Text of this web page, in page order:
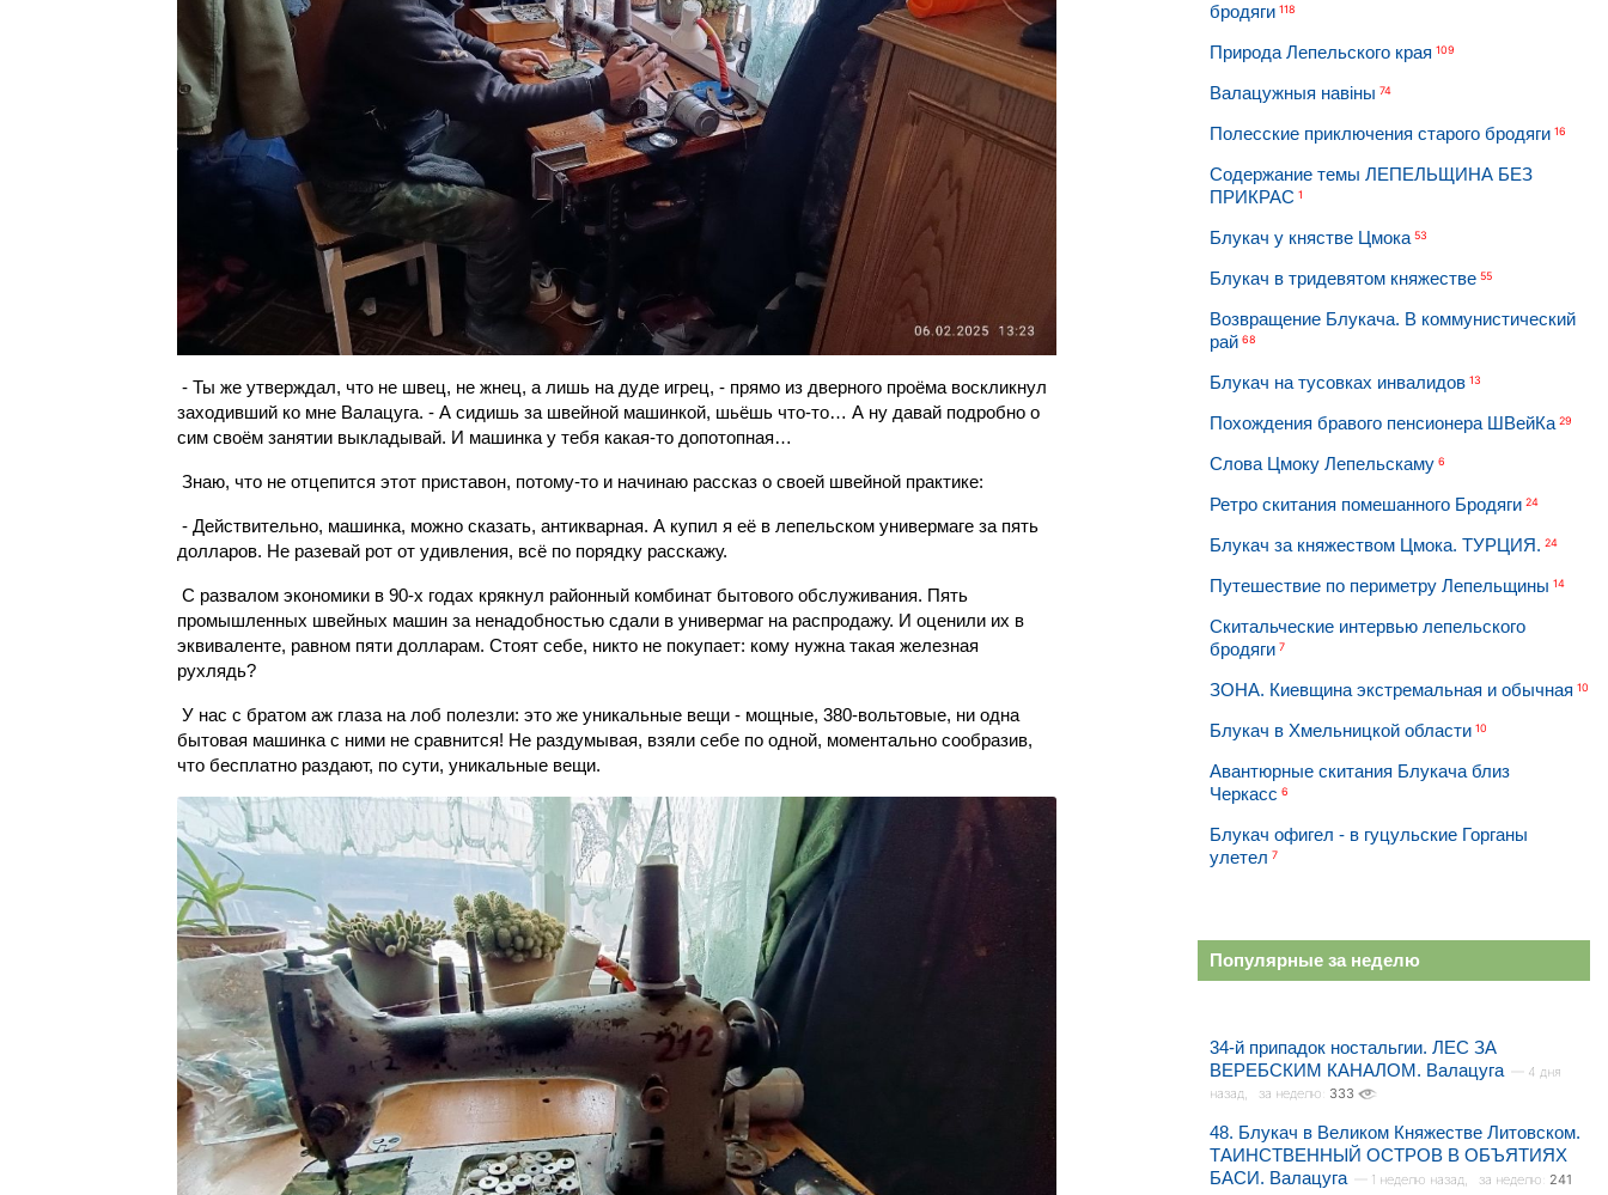
- Ты же утверждал, что не швец, не жнец, а лишь на дуде игрец, - прямо из дверного проёма воскликнул
заходивший ко мне Валацуга. - А сидишь за швейной машинкой, шьёшь что-то… А ну давай подробно о
сим своём занятии выкладывай. И машинка у тебя какая-то допотопная…
Знаю, что не отцепится этот приставон, потому-то и начинаю рассказ о своей швейной практике:
- Действительно, машинка, можно сказать, антикварная. А купил я её в лепельском универмаге за пять
долларов. Не разевай рот от удивления, всё по порядку расскажу.
С развалом экономики в 90-х годах крякнул районный комбинат бытового обслуживания. Пять
промышленных швейных машин за ненадобностью сдали в универмаг на распродажу. И оценили их в
эквиваленте, равном пяти долларам. Стоят себе, никто не покупает: кому нужна такая железная
рухлядь?
У нас с братом аж глаза на лоб полезли: это же уникальные вещи - мощные, 380-вольтовые, ни одна
бытовая машинка с ними не сравнится! Не раздумывая, взяли себе по одной, моментально сообразив,
что бесплатно раздают, по сути, уникальные вещи.
бродяги 118
Природа Лепельского края 109
Валацужныя навіны 74
Полесские приключения старого бродяги 16
Содержание темы ЛЕПЕЛЬЩИНА БЕЗ
ПРИКРАС 1
Блукач у княстве Цмока 53
Блукач в тридевятом княжестве 55
Возвращение Блукача. В коммунистический
рай 68
Блукач на тусовках инвалидов 13
Похождения бравого пенсионера ШВейКа 29
Слова Цмоку Лепельскаму 6
Ретро скитания помешанного Бродяги 24
Блукач за княжеством Цмока. ТУРЦИЯ. 24
Путешествие по периметру Лепельщины 14
Скитальческие интервью лепельского
бродяги 7
ЗОНА. Киевщина экстремальная и обычная 10
Блукач в Хмельницкой области 10
Авантюрные скитания Блукача близ
Черкасс 6
Блукач офигел - в гуцульские Горганы
улетел 7
Популярные за неделю
34-й припадок ностальгии. ЛЕС ЗА
ВЕРЕБСКИМ КАНАЛОМ. Валацуга
— 4 дня
назад,
за неделю: 333
48. Блукач в Великом Княжестве Литовском.
ТАИНСТВЕННЫЙ ОСТРОВ В ОБЪЯТИЯХ
БАСИ. Валацуга
— 1 неделю назад, за неделю: 241